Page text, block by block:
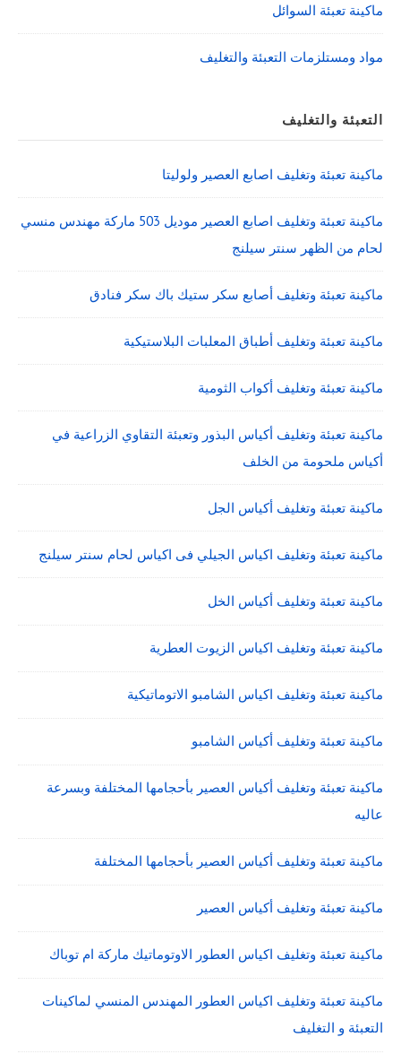
ماكينة تعبئة السوائل
مواد ومستلزمات التعبئة والتغليف
التعبئة والتغليف
ماكينة تعبئة وتغليف اصابع العصير ولوليتا
ماكينة تعبئة وتغليف اصابع العصير موديل 503 ماركة مهندس منسي
لحام من الظهر سنتر سيلنج
ماكينة تعبئة وتغليف أصابع سكر ستيك باك سكر فنادق
ماكينة تعبئة وتغليف أطباق المعلبات البلاستيكية
ماكينة تعبئة وتغليف أكواب الثومية
ماكينة تعبئة وتغليف أكياس البذور وتعبئة التقاوي الزراعية في
أكياس ملحومة من الخلف
ماكينة تعبئة وتغليف أكياس الجل
ماكينة تعبئة وتغليف اكياس الجيلي فى اكياس لحام سنتر سيلنج
ماكينة تعبئة وتغليف أكياس الخل
ماكينة تعبئة وتغليف اكياس الزيوت العطرية
ماكينة تعبئة وتغليف اكياس الشامبو الاتوماتيكية
ماكينة تعبئة وتغليف أكياس الشامبو
ماكينة تعبئة وتغليف أكياس العصير بأحجامها المختلفة وبسرعة
عاليه
ماكينة تعبئة وتغليف أكياس العصير بأحجامها المختلفة
ماكينة تعبئة وتغليف أكياس العصير
ماكينة تعبئة وتغليف اكياس العطور الاوتوماتيك ماركة ام توباك
ماكينة تعبئة وتغليف اكياس العطور المهندس المنسي لماكينات
التعبئة و التغليف